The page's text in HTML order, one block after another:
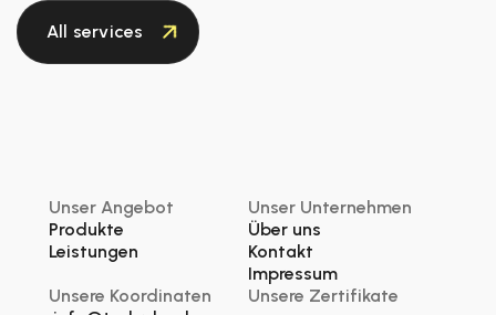
All services
Unser Angebot
Produkte
Leistungen
Unser Unternehmen
Über uns
Kontakt
Impressum
Unsere Koordinaten
Unsere Zertifikate